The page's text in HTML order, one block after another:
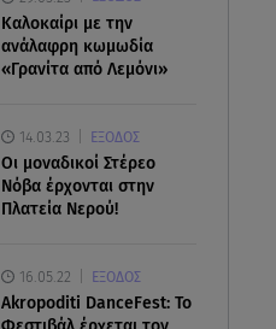
Καλοκαίρι με την
ανάλαφρη κωμωδία
«Γρανίτα από Λεμόνι»
14.03.23 ΕΞΟΔΟΣ
Οι μοναδικοί Στέρεο
Νόβα έρχονται στην
Πλατεία Νερού!
16.05.22 ΕΞΟΔΟΣ
Akropoditi DanceFest: Το